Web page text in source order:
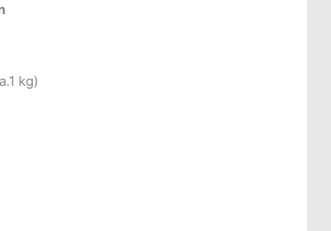
kg)